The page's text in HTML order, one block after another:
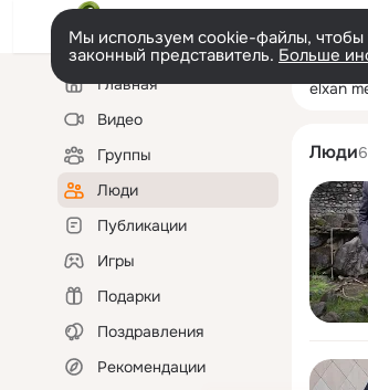
Мы используем cookie-файлы, чтобы
законный представитель. Больше
Левая
колонкаГлавная
Видео
Группы
Люди
Публикации
Игры
Подарки
Поздравления
Рекомендации
Люди